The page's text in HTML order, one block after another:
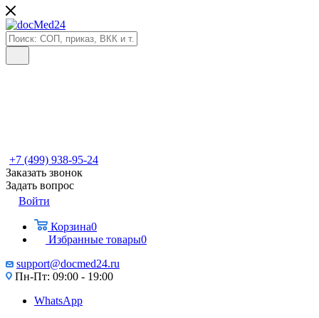
+7 (499) 938-95-24
Заказать звонок
Задать вопрос
Войти
Корзина0
Избранные товары0
support@docmed24.ru
Пн-Пт: 09:00 - 19:00
WhatsApp